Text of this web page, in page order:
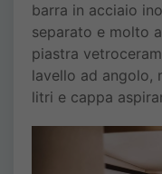
barra in acciaio
separato e molto
piastra
lavello ad angolo,
litri e cappa